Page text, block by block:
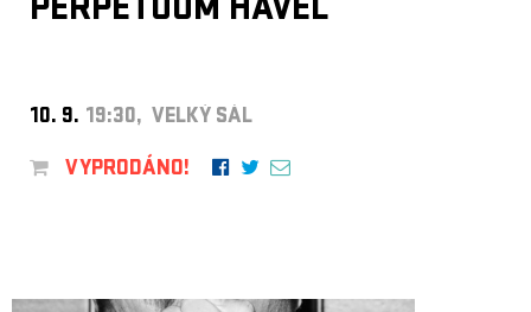
PERPETUUM HAVEL
10. 9. 19:30, VELKÝ SÁL
VYPRODÁNO!